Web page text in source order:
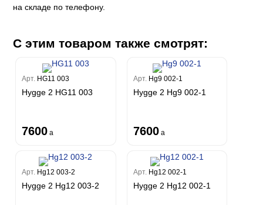
на складе по телефону.
С этим товаром также смотрят:
Арт. HG11 003
Hygge 2 HG11 003
7600 a
Арт. Hg9 002-1
Hygge 2 Hg9 002-1
7600 a
Арт. Hg12 003-2
Hygge 2 Hg12 003-2
Арт. Hg12 002-1
Hygge 2 Hg12 002-1